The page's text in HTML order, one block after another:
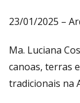
23/01/2025 –
Ma. Luciana
canoas, terras
tradicionais na